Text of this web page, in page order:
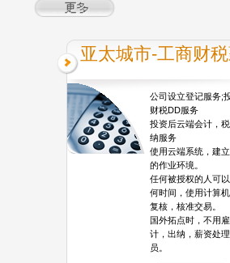
亚太城市-工商财
公司设立登记服务;
财税DD服务
投资后云端会计，
纳服务
使用云端系统，建
的作业环境。
任何被授权的人可
何时间，使用计算
复核，核准交易。
国外拓点时，不用
计，出纳，薪资处
员。